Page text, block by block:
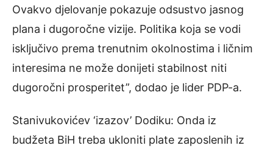
Ovakvo djelovanje pokazuje odsustvo jasnog
plana i dugoročne vizije. Politika koja se vodi
isključivo prema trenutnim okolnostima i ličnim
interesima ne može donijeti stabilnost niti
dugoročni prosperitet”, dodao je lider PDP-a.
Stanivukovićev ‘izazov’ Dodiku: Onda iz
budžeta BiH treba ukloniti plate zaposlenih iz